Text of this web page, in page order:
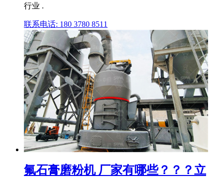
行业 .
联系电话: 180 3780 8511
氟石膏磨粉机 厂家有哪些？？？立